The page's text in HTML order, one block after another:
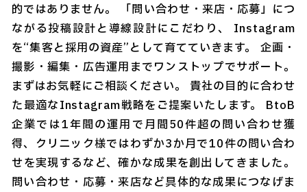
的ではありません。 「問い合わせ・来店・応募」につ
ながる投稿設計と導線設計にこだわり、 Instagram
を“集客と採用の資産”として育てていきます。 企画・
撮影・編集・広告運用までワンストップでサポート。
まずはお気軽にご相談ください。 貴社の目的に合わせ
た最適なInstagram戦略をご提案いたします。 BtoB
企業では1年間の運用で月間50件超の問い合わせ獲
得、クリニック様ではわずか3か月で10件の問い合わ
せを実現するなど、確かな成果を創出してきました。
問い合わせ・応募・来店など具体的な成果につなげま